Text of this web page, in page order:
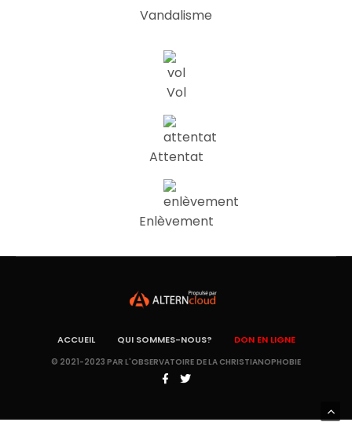
Vandalisme
Vol
Attentat
Enlèvement
ACCUEIL QUI SOMMES-NOUS? DON EN LIGNE
© 2021-2023 PAR L'OBSERVATOIRE DE LA CHRISTIANOPHOBIE